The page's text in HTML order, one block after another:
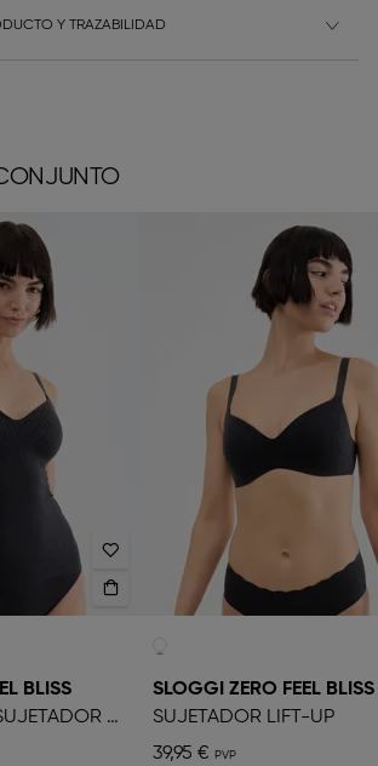
Y TRAZABILIDAD
BLISS
CAMISETA CON SUJETADOR PUSH-UP INCORPORADO
SLOGGI ZERO FEEL BLISS
SUJETADOR LIFT-UP
39,95 €